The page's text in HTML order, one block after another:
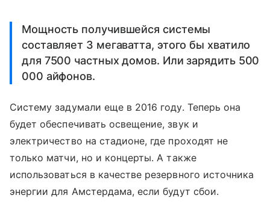
Мощность получившейся системы
составляет 3 мегаватта, этого бы хватило
для 7500 частных домов. Или зарядить 500
000 айфонов.
Систему задумали еще в 2016 году. Теперь она
будет обеспечивать освещение, звук и
электричество на стадионе, где проходят не
только матчи, но и концерты. А также
использоваться в качестве резервного источника
энергии для Амстердама, если будут сбои.